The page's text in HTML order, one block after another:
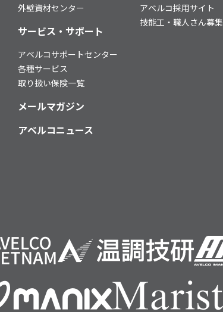
外壁資材センター
サービス・サポート
アベルコサポートセンター
各種サービス
取り扱い保険一覧
メールマガジン
アベルコニュース
アベルコ採用サイト
技能工・職人さん募集